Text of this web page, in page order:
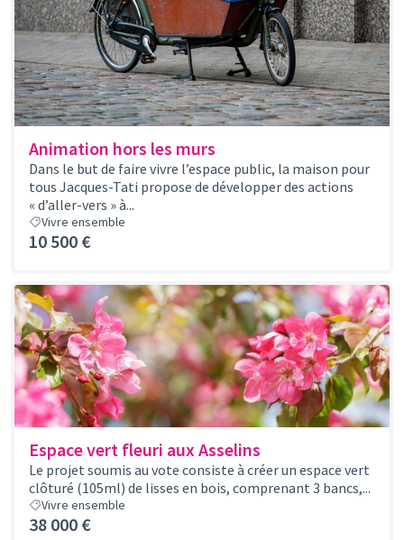
Animation hors les murs
Dans le but de faire vivre l’espace public, la maison pour
tous Jacques-Tati propose de développer des actions
« d’aller-vers » à...
Vivre ensemble
10 500 €
Espace vert fleuri aux Asselins
Le projet soumis au vote consiste à créer un espace vert
clôturé (105ml) de lisses en bois, comprenant 3 bancs,...
Vivre ensemble
38 000 €